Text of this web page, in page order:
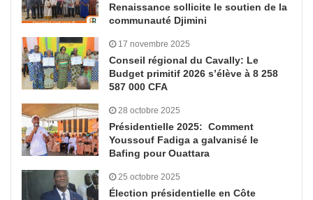
Renaissance sollicite le soutien de la
communauté Djimini
17 novembre 2025
Conseil régional du Cavally: Le
Budget primitif 2026 s’élève à 8 258
587 000 CFA
28 octobre 2025
Présidentielle 2025: Comment
Youssouf Fadiga a galvanisé le
Bafing pour Ouattara
25 octobre 2025
Élection présidentielle en Côte